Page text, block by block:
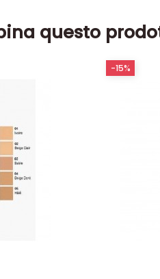
questo
-15%